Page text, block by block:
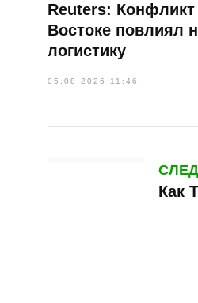
Reuters:
Востоке повлиял
логистику
05.08.2026 11:46
Как